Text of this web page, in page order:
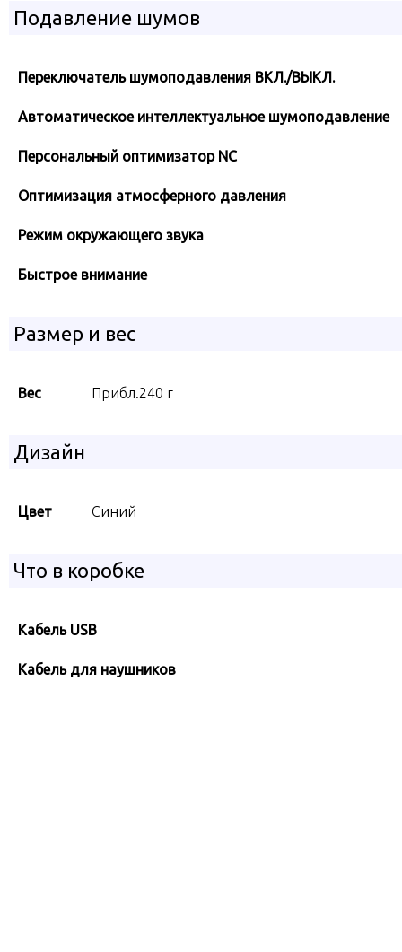
Подавление шумов
Переключатель шумоподавления ВКЛ./ВЫКЛ.
Автоматическое интеллектуальное шумоподавление
Персональный оптимизатор NC
Оптимизация атмосферного давления
Режим окружающего звука
Быстрое внимание
Размер и вес
Вес Прибл.240 г
Дизайн
Цвет Синий
Что в коробке
Кабель USB
Кабель для наушников